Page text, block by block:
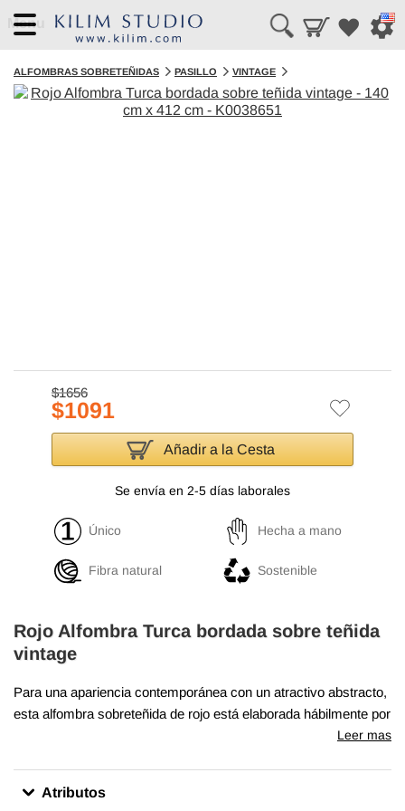
Menu
ALFOMBRAS SOBRETEÑIDAS PASILLO VINTAGE
$1656
$1091
Añadir a la Cesta
Se envía en 2-5 días laborales
Único Hecha a mano
Fibra natural Sostenible
Rojo Alfombra Turca bordada sobre teñida
vintage
Para una apariencia contemporánea con un atractivo abstracto,
esta alfombra sobreteñida de rojo está elaborada hábilmente por
la revitalización de una alfombra turca vintage auténticamente
cm . El proceso de creación de estas obras de arte comienza
Leer mas
Atributos